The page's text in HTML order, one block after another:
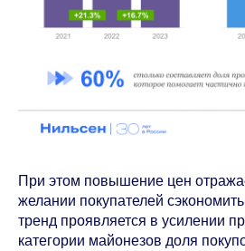
При этом повышение цен
желании покупателей
тренд проявляется в усилении
категории майонезов доля